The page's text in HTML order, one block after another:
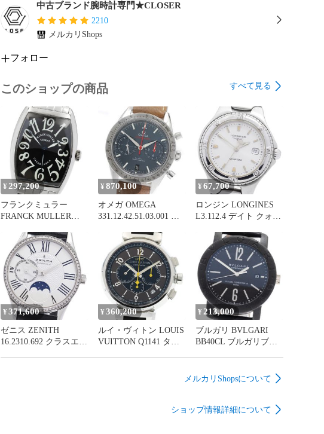
中古ブランド腕時計専門★CLOSER
2210
メルカリShops
フォロー
このショップの商品 すべて見る
¥ 297,200
フランクミュラー
FRANCK MULLER
動巻き メンズ _900445
¥ 870,100
オメガ OMEGA
331.12.42.51.03.001 ス
ノグラフ 自動巻き メ
ンズ 保証書付き
_973977
¥ 67,700
ロンジン LONGINES
L3.112.4 デイト クォー
¥ 371,600
ゼニス ZENITH
16.2310.692 クラスエリ
¥ 360,200
ルイ・ヴィトン LOUIS
VUITTON Q1141 タン
¥ 213,000
ブルガリ BVLGARI
BB40CL ブルガリブル
メルカリShopsについて
ショップ情報詳細について